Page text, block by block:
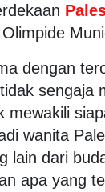
dengan
sengaja
mewakili
wanita
lain dari
apa yang